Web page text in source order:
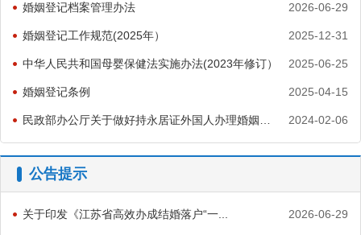
2026-06-29
婚姻登记档案管理办法
2025-12-31
婚姻登记工作规范(2025年）
2025-06-25
中华人民共和国母婴保健法实施办法(2023年修订）
2025-04-15
婚姻登记条例
2024-02-06
民政部办公厅关于做好持永居证外国人办理婚姻登记有关事项的通知
公告提示
2026-06-29
关于印发《江苏省高效办成结婚落户“一...